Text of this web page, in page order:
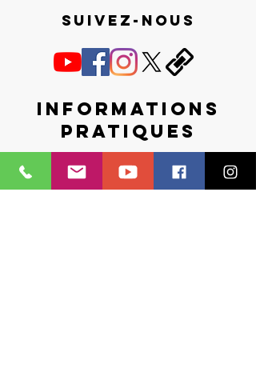
Suivez-nous
Informations
pratiques
4, avenue du Granier - 38240 Meylan
(du lundi au vendredi, de 9h30 à 17h30)